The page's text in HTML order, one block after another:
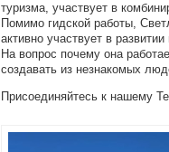
туризма, участвует в
Помимо гидской работы,
активно участвует в
На вопрос почему она
создавать из незнакомых
Присоединяйтесь к нашему